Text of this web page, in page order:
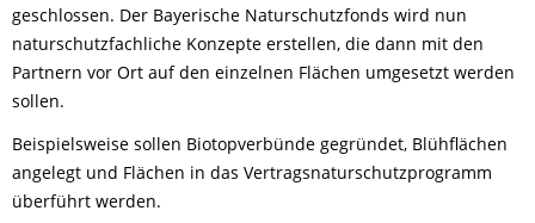
geschlossen. Der Bayerische Naturschutzfonds wird nun
naturschutzfachliche Konzepte erstellen, die dann mit den
Partnern vor Ort auf den einzelnen Flächen umgesetzt werden
sollen.
Beispielsweise sollen Biotopverbünde gegründet, Blühflächen
angelegt und Flächen in das Vertragsnaturschutzprogramm
überführt werden.